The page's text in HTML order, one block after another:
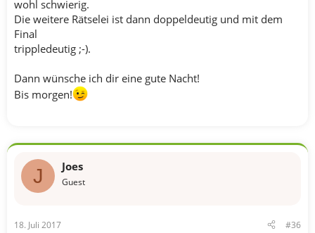
wohl schwierig.
Die weitere Rätselei ist dann doppeldeutig und mit dem
Final
trippledeutig ;-).
Dann wünsche ich dir eine gute Nacht!
Bis morgen!
J Joes
Guest
18. Juli 2017 #36